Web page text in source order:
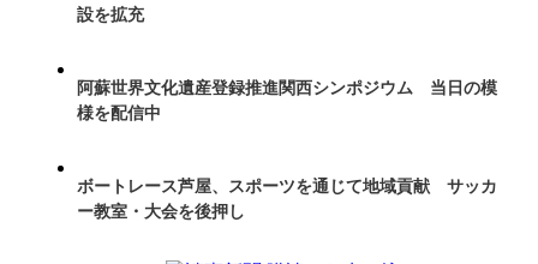
設を拡充
阿蘇世界文化遺産登録推進関西シンポジウム 当日の模
様を配信中
ボートレース芦屋、スポーツを通じて地域貢献 サッカ
ー教室・大会を後押し